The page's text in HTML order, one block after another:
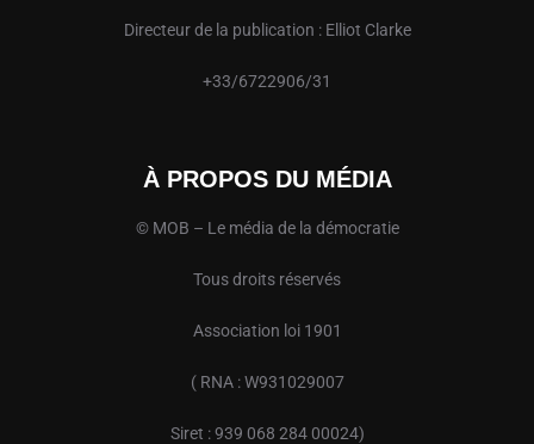
Directeur de la publication : Elliot Clarke
+33/6722906/31
À PROPOS DU MÉDIA
© MOB – Le média de la démocratie
Tous droits réservés
Association loi 1901
( RNA : W931029007
Siret : 939 068 284 00024)